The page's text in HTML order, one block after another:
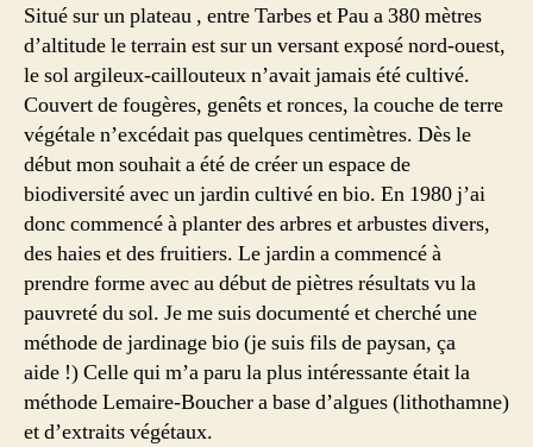
Situé sur un plateau , entre Tarbes et Pau a 380 mètres
d’altitude le terrain est sur un versant exposé nord-ouest,
le sol argileux-caillouteux n’avait jamais été cultivé.
Couvert de fougères, genêts et ronces, la couche de terre
végétale n’excédait pas quelques centimètres. Dès le
début mon souhait a été de créer un espace de
biodiversité avec un jardin cultivé en bio. En 1980 j’ai
donc commencé à planter des arbres et arbustes divers,
des haies et des fruitiers. Le jardin a commencé à
prendre forme avec au début de piètres résultats vu la
pauvreté du sol. Je me suis documenté et cherché une
méthode de jardinage bio (je suis fils de paysan, ça
aide !) Celle qui m’a paru la plus intéressante était la
méthode Lemaire-Boucher a base d’algues (lithothamne)
et d’extraits végétaux.